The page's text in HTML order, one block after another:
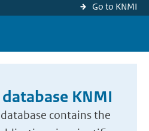
Go to KNMI
KNMI
contains the